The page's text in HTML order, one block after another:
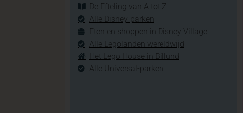
De Efteling van A tot Z
Alle Disney-parken
Eten en shoppen in Disney Village
Alle Legolanden wereldwijd
Het Lego House in Billund
Alle Universal-parken